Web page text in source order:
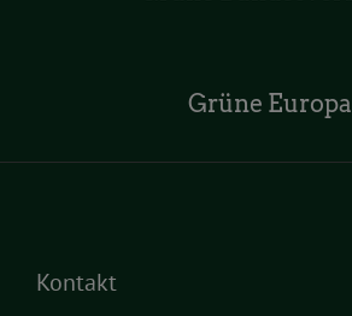
Grüne Europa
Kontakt